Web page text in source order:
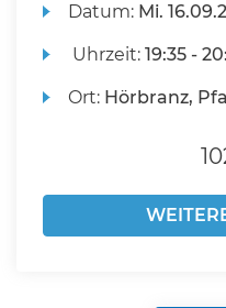
Datum: Mi.
Uhrzeit:19:35 -
Ort: Hörbranz,